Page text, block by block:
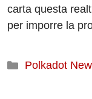
carta questa
per imporre la
Categorie
Polkadot